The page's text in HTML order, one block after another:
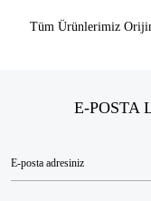
Tüm Ürünlerimiz
E-POSTA